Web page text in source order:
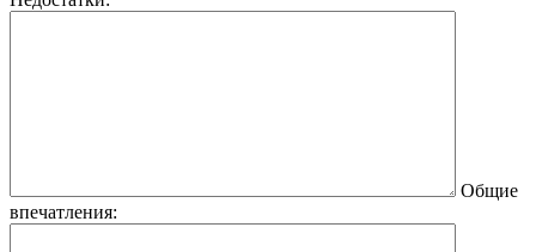
Общие
впечатления: